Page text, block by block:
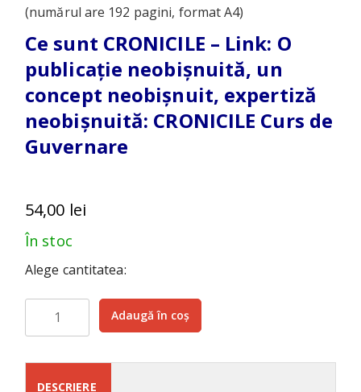
(numărul are 192 pagini, format A4)
Ce sunt CRONICILE – Link: O
publicație neobișnuită, un
concept neobișnuit, expertiză
neobișnuită: CRONICILE Curs de
Guvernare
54,00 lei
În stoc
Alege cantitatea:
Cantitate
—
Noiembrie
Adaugă în coș
DESCRIERE